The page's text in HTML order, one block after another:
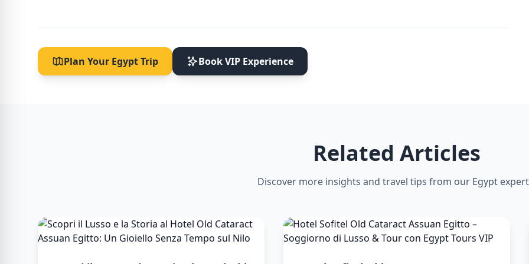
Plan Your Egypt Trip Book VIP Experience
Related Articles
Discover more insights and travel tips from our Egypt